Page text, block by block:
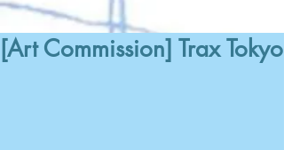
[Art Commission] Trax Tokyo